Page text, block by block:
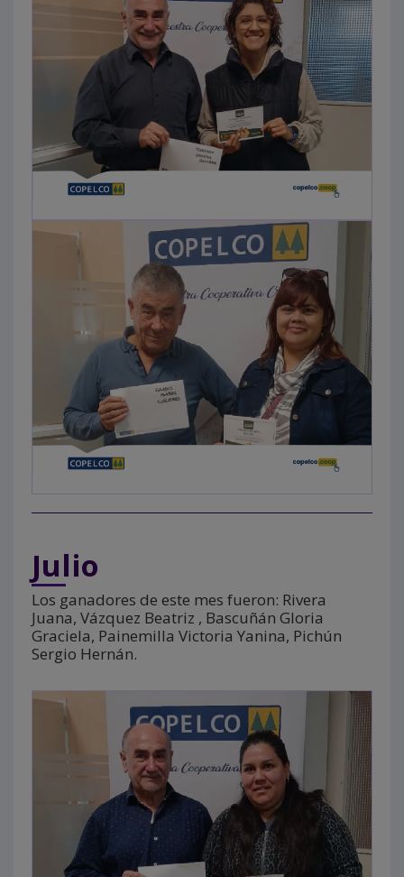
Julio
Los ganadores de este mes fueron: Rivera
Juana, Vázquez Beatriz , Bascuñán Gloria
Graciela, Painemilla Victoria Yanina, Pichún
Sergio Hernán.